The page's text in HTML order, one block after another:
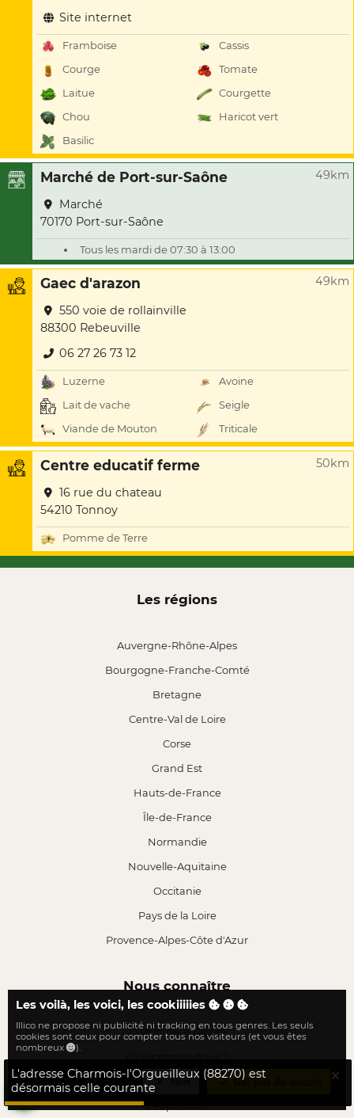
Site internet
Framboise
Cassis
Courge
Tomate
Laitue
Courgette
Chou
Haricot vert
Basilic
Marché de Port-sur-Saône 49km
Marché
70170 Port-sur-Saône
Tous les mardi de 07:30 à 13:00
Gaec d'arazon 49km
550 voie de rollainville
88300 Rebeuville
06 27 26 73 12
Luzerne
Avoine
Lait de vache
Seigle
Viande de Mouton
Triticale
Centre educatif ferme 50km
16 rue du chateau
54210 Tonnoy
Pomme de Terre
Les régions
Auvergne-Rhône-Alpes
Bourgogne-Franche-Comté
Bretagne
Centre-Val de Loire
Corse
Grand Est
Hauts-de-France
Île-de-France
Normandie
Nouvelle-Aquitaine
Occitanie
Pays de la Loire
Provence-Alpes-Côte d'Azur
Nous connaître
Distributeur Illicase
Nos valeurs
L'adresse Charmois-l'Orgueilleux (88270) est
désormais celle courante
Les voilà, les voici, les cookiiiiies
Illico ne propose ni publicité ni tracking en tous genres. Les seuls
cookies sont ceux pour compter tous nos visiteurs (et vous êtes
nombreux
).
Non Ok, pas de soucis